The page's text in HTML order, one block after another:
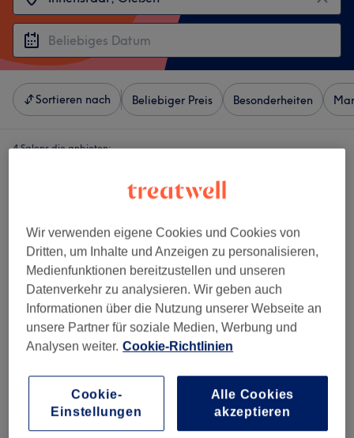
Sortieren nach Beliebiger Preis Besonderheiten
4 Salons die anbieten:
Haarschön & Bildhübsch-Gießen
4,9
292 Bewertungen
Wir verwenden eigene Cookies und Cookies von
Dritten, um Inhalte und Anzeigen zu personalisieren,
Medienfunktionen bereitzustellen und unseren
Datenverkehr zu analysieren. Wir geben auch
Informationen über die Nutzung unserer Webseite an
unsere Partner für soziale Medien, Werbung und
Analysen weiter. Cookie-Richtlinien
Cookie-
Einstellungen
Alle Cookies
akzeptieren